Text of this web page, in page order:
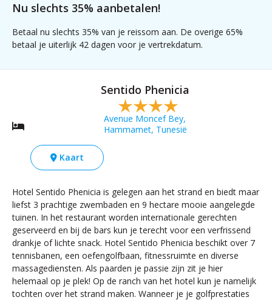
onvergetelijke
indrukken!
lokale markten,
Cap Bon biedt
ontspanning.
Nu slechts 35% aanbetalen!
Betaal nu slechts 35% van je reissom aan. De overige 65%
betaal je uiterlijk 42 dagen voor je vertrekdatum.
Sentido Phenicia
Avenue Moncef Bey,
Hammamet, Tunesië
Kaart
Hotel Sentido Phenicia is gelegen aan het strand en biedt maar
liefst 3 prachtige zwembaden en 9 hectare mooie aangelegde
tuinen. In het restaurant worden internationale gerechten
geserveerd en bij de bars kun je terecht voor een verfrissend
drankje of lichte snack. Hotel Sentido Phenicia beschikt over 7
tennisbanen, een oefengolfbaan, fitnessruimte en diverse
massagediensten. Als paarden je passie zijn zit je hier
helemaal op je plek! Op de ranch van het hotel kun je namelijk
tochten over het strand maken. Wanneer je je golfprestaties